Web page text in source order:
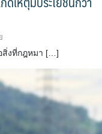
สิ่งที่กฎหมา […]